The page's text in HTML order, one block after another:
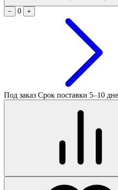
−
0 +
Под заказ Срок поставки 5–10